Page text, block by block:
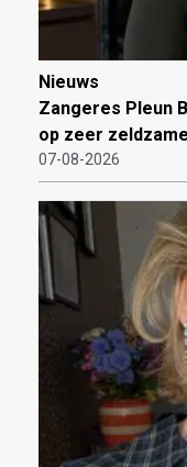
Nieuws
Zangeres Pleun
op zeer
07-08-2026